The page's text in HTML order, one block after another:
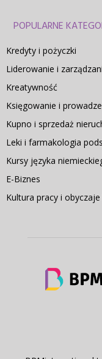
POPULARNE
Kredyty i pożyczki
Liderowanie i
Kreatywność
Księgowanie i
Kupno i sprzedaż
Leki i farmakologia
Kursy języka
E-Biznes
Kultura pracy i